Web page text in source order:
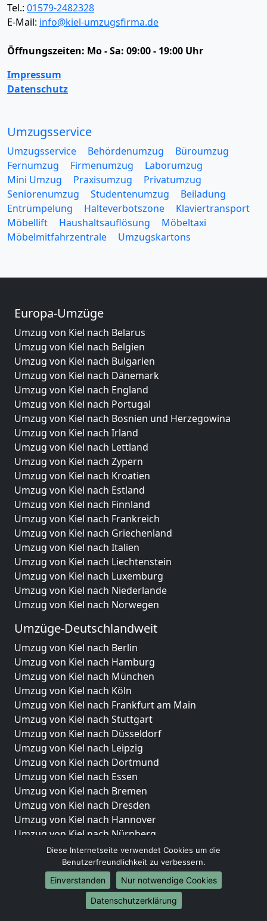
Tel.: 01579-2482328
E-Mail: info@kiel-umzugsfirma.de
Öffnungszeiten: Mo - Sa: 09:00 - 19:00 Uhr
Impressum
Datenschutz
Umzugsservice
Umzugsservice Behördenumzug
Büroumzug
Fernumzug
Firmenumzug
Laborumzug
Mini Umzug
Praxisumzug
Privatumzug
Seniorenumzug
Studentenumzug
Beiladung
Entrümpelung
Halteverbotszone
Klaviertransport
Möbellift
Haushaltsauflösung
Möbeltaxi
Möbelmitfahrzentrale
Umzugskartons
Europa-Umzüge
Umzug von Kiel nach Belarus
Umzug von Kiel nach Belgien
Umzug von Kiel nach Bulgarien
Umzug von Kiel nach Dänemark
Umzug von Kiel nach England
Umzug von Kiel nach Portugal
Umzug von Kiel nach Bosnien und Herzegowina
Umzug von Kiel nach Irland
Umzug von Kiel nach Lettland
Umzug von Kiel nach Zypern
Umzug von Kiel nach Kroatien
Umzug von Kiel nach Estland
Umzug von Kiel nach Finnland
Umzug von Kiel nach Frankreich
Umzug von Kiel nach Griechenland
Umzug von Kiel nach Italien
Umzug von Kiel nach Liechtenstein
Umzug von Kiel nach Luxemburg
Umzug von Kiel nach Niederlande
Umzug von Kiel nach Norwegen
Umzüge-Deutschlandweit
Umzug von Kiel nach Berlin
Umzug von Kiel nach Hamburg
Umzug von Kiel nach München
Umzug von Kiel nach Köln
Umzug von Kiel nach Frankfurt am Main
Umzug von Kiel nach Stuttgart
Umzug von Kiel nach Düsseldorf
Umzug von Kiel nach Leipzig
Umzug von Kiel nach Dortmund
Umzug von Kiel nach Essen
Umzug von Kiel nach Bremen
Umzug von Kiel nach Dresden
Umzug von Kiel nach Hannover
Umzug von Kiel nach Nürnberg
Umzug von Kiel nach Duisburg
Umzug von Kiel nach Bochum
Umzug von Kiel nach Wuppertal
Umzug von Kiel nach Bielefeld
Umzug von Kiel nach Bonn
Diese Internetseite verwendet Cookies um die
Benutzerfreundlichkeit zu verbessern.
Einverstanden
Nur notwendige Cookies
Datenschutzerklärung